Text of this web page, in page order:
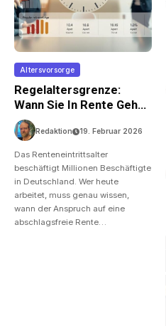
Altersvorsorge
Regelaltersgrenze:
Wann Sie In Rente Gehen
Können
Redaktion 19. Februar 2026
Das Renteneintrittsalter
beschäftigt Millionen Beschäftigte
in Deutschland. Wer heute
arbeitet, muss genau wissen,
wann der Anspruch auf eine
abschlagsfreie Rente…